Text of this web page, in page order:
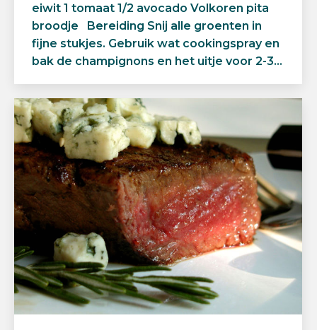
eiwit 1 tomaat 1/2 avocado Volkoren pita
broodje Bereiding Snij alle groenten in
fijne stukjes. Gebruik wat cookingspray en
bak de champignons en het uitje voor 2-3…